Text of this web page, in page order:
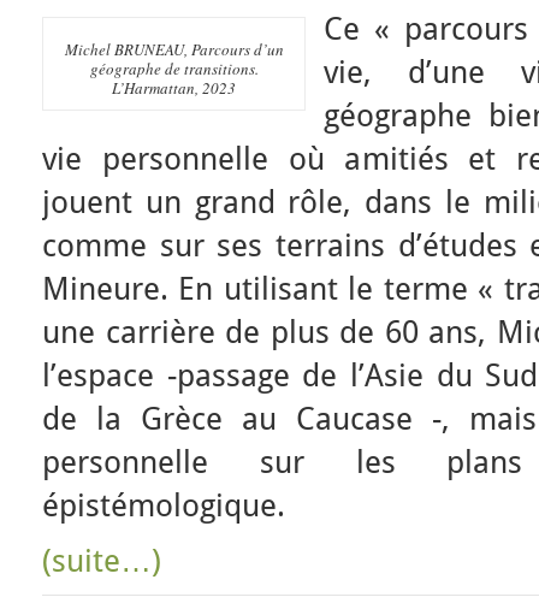
Michel BRUNEAU, Parcours d’un
géographe de transitions.
L’Harmattan, 2023
Ce «
vie, d’une
géographe
vie personnelle où amitiés et
jouent un grand rôle, dans le
comme sur ses terrains
Mineure. En utilisant le terme «
une carrière de plus de 60 ans,
l’espace -passage de l’Asie du
de la Grèce au Caucase -,
personnelle sur les plans
épistémologique.
(suite…)